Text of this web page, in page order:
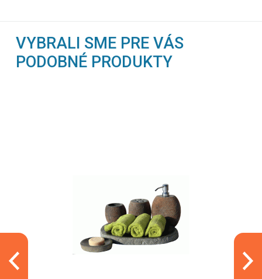
VYBRALI SME PRE VÁS
PODOBNÉ PRODUKTY